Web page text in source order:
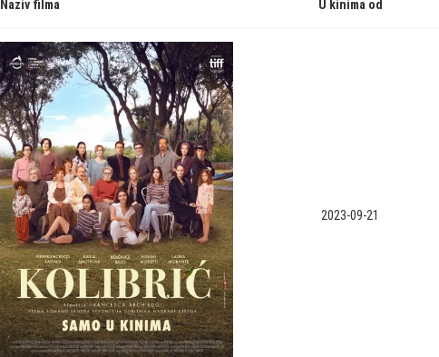
Naziv filma U kinima od
2023-09-21